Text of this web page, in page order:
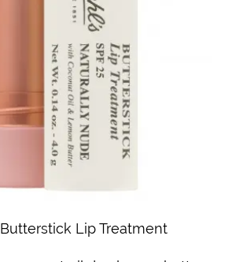
Lip Treatment